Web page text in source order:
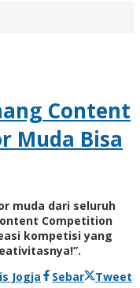
Content
Muda Bisa
muda dari seluruh
Competition
kompetisi yang
Jogja Sebar
Tweet